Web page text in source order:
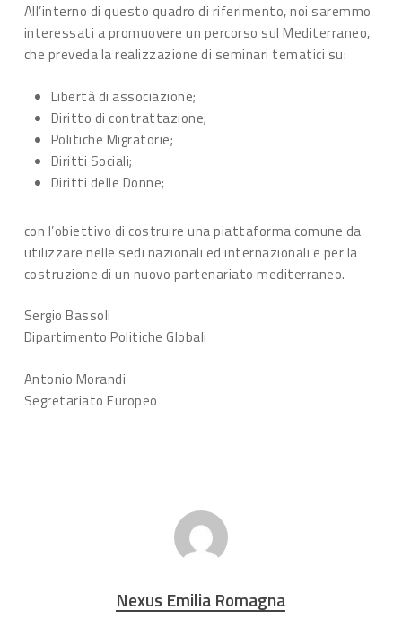
All’interno di questo quadro di riferimento, noi saremmo
interessati a promuovere un percorso sul Mediterraneo,
che preveda la realizzazione di seminari tematici su:
Libertà di associazione;
Diritto di contrattazione;
Politiche Migratorie;
Diritti Sociali;
Diritti delle Donne;
con l’obiettivo di costruire una piattaforma comune da
utilizzare nelle sedi nazionali ed internazionali e per la
costruzione di un nuovo partenariato mediterraneo.
Sergio Bassoli
Dipartimento Politiche Globali
Antonio Morandi
Segretariato Europeo
Nexus Emilia Romagna